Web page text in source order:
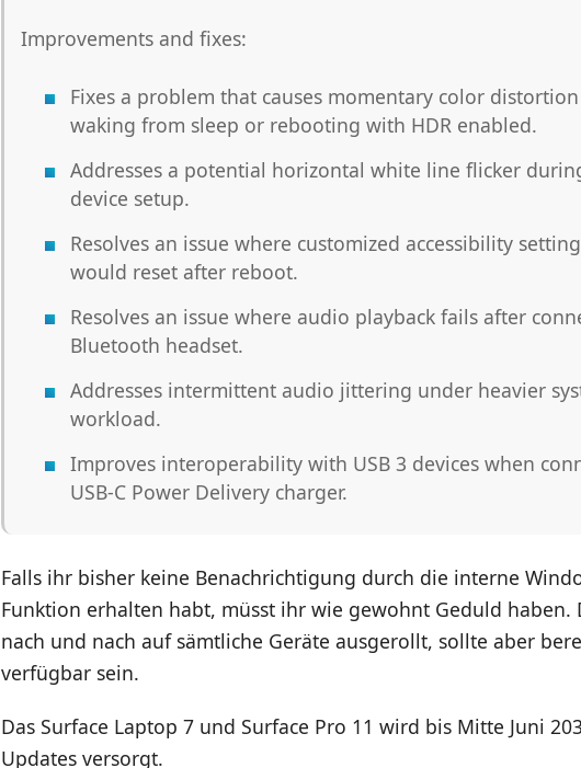
Improvements and fixes:
Fixes a problem that causes momentary color
waking from sleep or rebooting with HDR enabled.
Addresses a potential horizontal white line flicker
device setup.
Resolves an issue where customized accessibility
would reset after reboot.
Resolves an issue where audio playback fails after
Bluetooth headset.
Addresses intermittent audio jittering under heavier
workload.
Improves interoperability with USB 3 devices when
USB-C Power Delivery charger.
Falls ihr bisher keine Benachrichtigung durch die interne
Funktion erhalten habt, müsst ihr wie gewohnt Geduld haben.
nach und nach auf sämtliche Geräte ausgerollt, sollte aber
verfügbar sein.
Das Surface Laptop 7 und Surface Pro 11 wird bis Mitte Juni
Updates versorgt.